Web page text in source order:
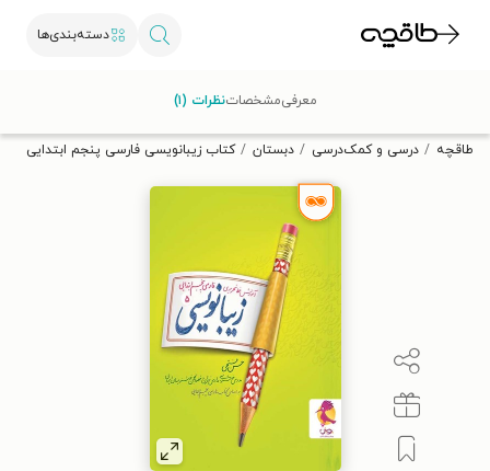
دسته‌بندی‌ها
تخفیف از طاقچه دریافت کن.
طاقچه درسی و کمک‌درسی دبستان کتاب زیبانویسی فارسی پنجم ابتدایی
معرفیمشخصاتنظرات (۱)